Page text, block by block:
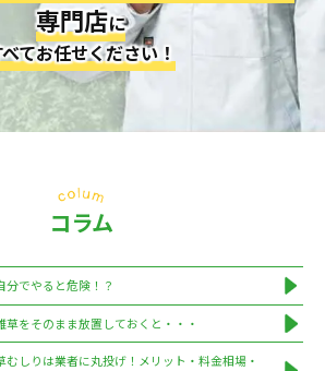
専門店に
てお任せください！
コラム
分でやると危険！？
草をそのまま放置しておくと・・・
むしりは業者に丸投げ！メリット・料金相場・